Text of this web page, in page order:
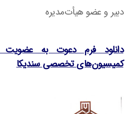
دبیر و عضو هیأت‌مدیره
دانلود فرم دعوت به
کمیسیون‌های تخصصی سندیکا